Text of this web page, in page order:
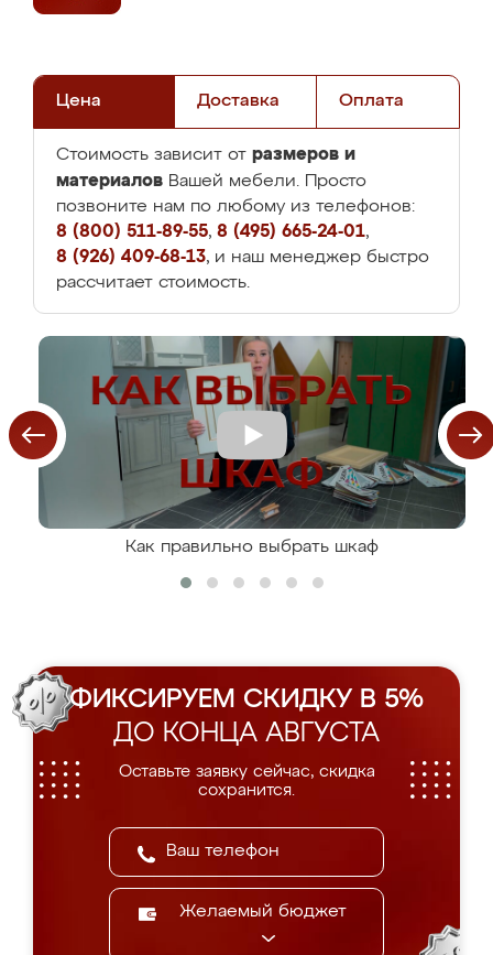
Цена Доставка Оплата
Стоимость зависит от размеров и
материалов Вашей мебели. Просто
позвоните нам по любому из телефонов:
8 (800) 511-89-55, 8 (495) 665-24-01,
8 (926) 409-68-13, и наш менеджер быстро
рассчитает стоимость.
Как правильно выбрать шкаф
ФИКСИРУЕМ СКИДКУ В 5%
ДО КОНЦА АВГУСТА
Оставьте заявку сейчас, скидка
сохранится.
Желаемый бюджет